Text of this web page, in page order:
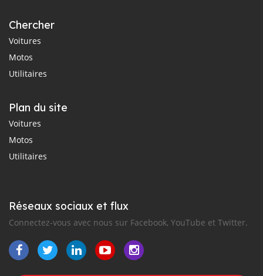
Chercher
Voitures
Motos
Utilitaires
Plan du site
Voitures
Motos
Utilitaires
Réseaux sociaux et flux
Connectez-vous avec nous sur Facebook, YouTube et Twitter.